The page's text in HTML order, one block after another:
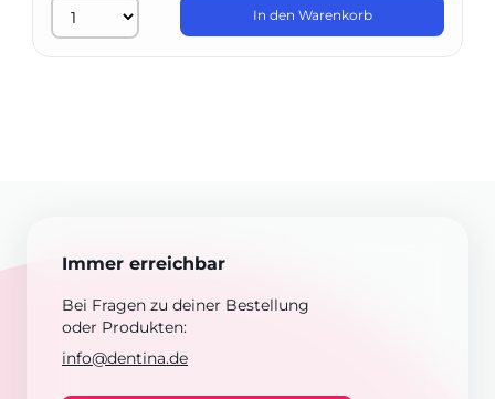
In den Warenkorb
Immer erreichbar
Bei Fragen zu deiner Bestellung
oder Produkten:
info@dentina.de